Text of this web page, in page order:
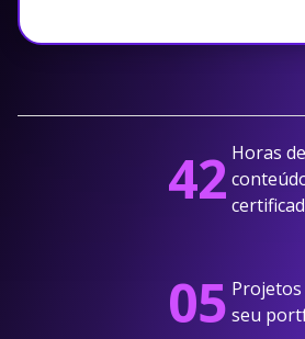
42 Horas de
05 seu